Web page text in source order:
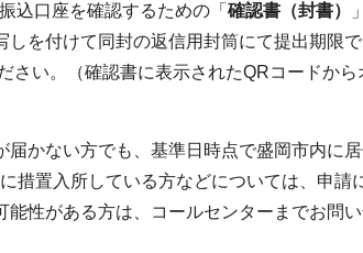
込口座を確認するための「 確認書（封書）
を付けて同封の返信用封筒にて提出期限
さい。（確認書に表示されたQRコードから
かない方でも、基準日時点で盛岡市内に
措置入所している方などについては、申請
性がある方は、コールセンターまでお問い